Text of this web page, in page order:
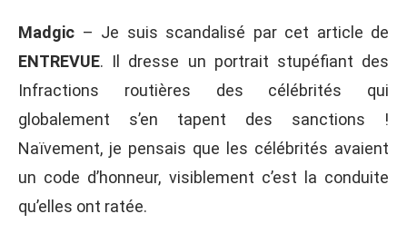
Madgic – Je suis scandalisé par cet article de
ENTREVUE. Il dresse un portrait stupéfiant des
Infractions routières des célébrités qui
globalement s’en tapent des sanctions !
Naïvement, je pensais que les célébrités avaient
un code d’honneur, visiblement c’est la conduite
qu’elles ont ratée.